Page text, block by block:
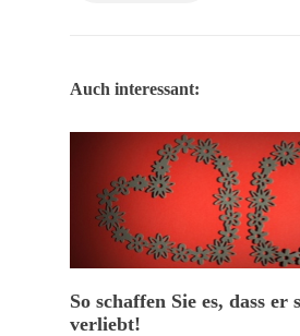
Auch interessant:
So schaffen Sie es, dass er
verliebt!